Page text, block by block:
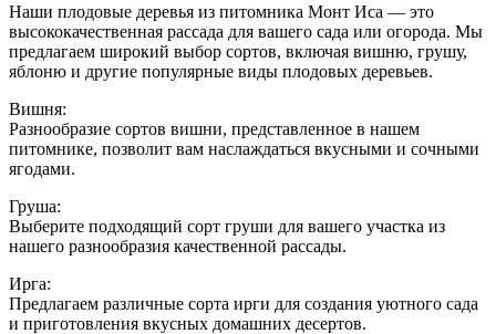
Наши плодовые деревья из питомника Монт Иса — это
высококачественная рассада для вашего сада или огорода. Мы
предлагаем широкий выбор сортов, включая вишню, грушу,
яблоню и другие популярные виды плодовых деревьев.
Вишня:
Разнообразие сортов вишни, представленное в нашем
питомнике, позволит вам наслаждаться вкусными и сочными
ягодами.
Груша:
Выберите подходящий сорт груши для вашего участка из
нашего разнообразия качественной рассады.
Ирга:
Предлагаем различные сорта ирги для создания уютного сада
и приготовления вкусных домашних десертов.